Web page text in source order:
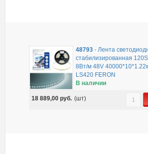
48793 - Лента
стабилизированная
8Вт/м 48V
LS420 FERON
В наличии
18 889,00 руб. (шт)